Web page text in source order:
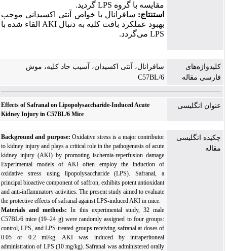
مقایسه با گروهLPSگردید.
استنتاج: سافرانال با خواص آنتی اکسیدانی موجب
بهبود عملکرد بافت کلیه به دنبال AKIالقاء شده با
LPSمیگردد.
کلیدواژه‌های
فارسی مقاله
سافرانال، آنتی اکسیدان، آسیب حاد کلیه، موش
C57BL/6
عنوان انگلیسی
Effects of Safranal on Lipopolysaccharide-Induced Acute
Kidney Injury in C57BL/6 Mice
چکیده انگلیسی
مقاله
Background and purpose:Oxidative stress is a major contributor
to kidney injury and plays a critical role in the pathogenesis of acute
kidney injury (AKI) by promoting ischemia-reperfusion damage
Experimental models
of AKI often employ
the induction of
oxidative stress using lipopolysaccharide (LPS). Safranal, a
principal bioactive component of saffron, exhibits potent antioxidant
and anti-inflammatory activities. The present study aimed to evaluate
the protective effects of safranal against LPS-induced AKI in mice.
Materials and methods:In this experimental study, 32 male
C57BL/6 mice (19–24 g) were randomly assigned to four groups:
control, LPS, and LPS-treated groups receiving safranal at doses of
0.05 or 0.2 ml/kg. AKI was induced by intraperitoneal
administration of LPS (10 mg/kg). Safranal was administered orally